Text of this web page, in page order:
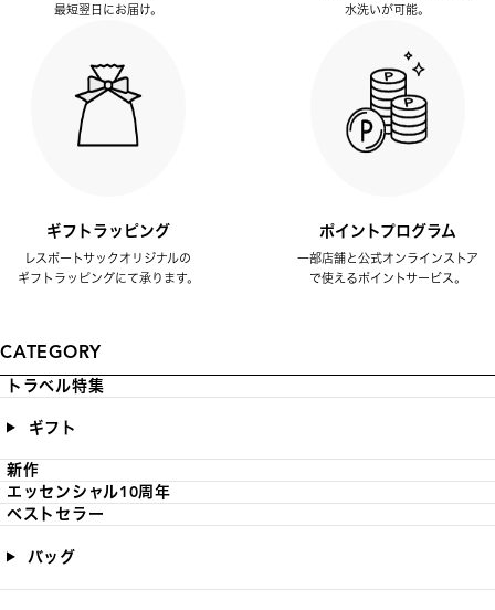
最短翌日にお届け。
水洗いが可能。
ギフトラッピング
レスポートサックオリジナルの
ギフトラッピングにて承ります。
ポイントプログラム
一部店舗と公式オンラインストア
で使えるポイントサービス。
CATEGORY
トラベル特集
ギフト
新作
エッセンシャル10周年
ベストセラー
バッグ